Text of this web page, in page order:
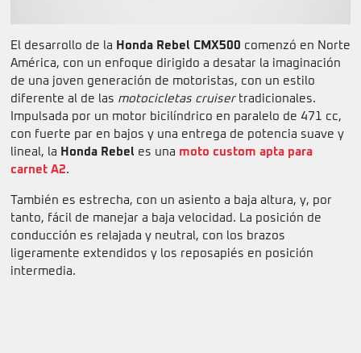
El desarrollo de la Honda Rebel CMX500 comenzó en Norte
América, con un enfoque dirigido a desatar la imaginación
de una joven generación de motoristas, con un estilo
diferente al de las motocicletas cruisertradicionales.
Impulsada por un motor bicilíndrico en paralelo de 471 cc,
con fuerte par en bajos y una entrega de potencia suave y
lineal, la Honda Rebel es una moto custom apta para
carnet A2.
También es estrecha, con un asiento a baja altura, y, por
tanto, fácil de manejar a baja velocidad. La posición de
conducción es relajada y neutral, con los brazos
ligeramente extendidos y los reposapiés en posición
intermedia.